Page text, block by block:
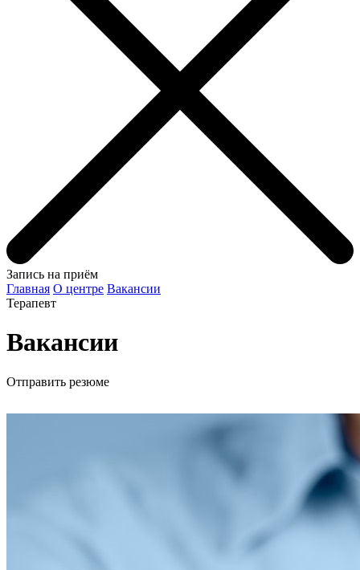
Запись на приём
Главная О центре Вакансии
Терапевт
Вакансии
Отправить резюме